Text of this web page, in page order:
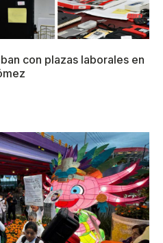
con plazas laborales en